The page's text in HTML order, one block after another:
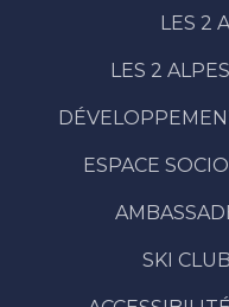
LES 2
LES 2
ESPACE
SKI